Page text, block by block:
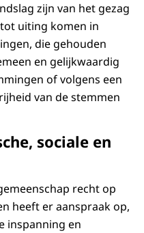
zijn van het gezag
uiting komen in
die gehouden
en gelijkwaardig
of volgens een
van de stemmen
sociale en
recht op
heeft er aanspraak op,
inspanning en